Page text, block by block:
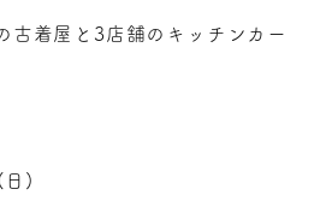
古着屋と3店舗のキッチンカー
)